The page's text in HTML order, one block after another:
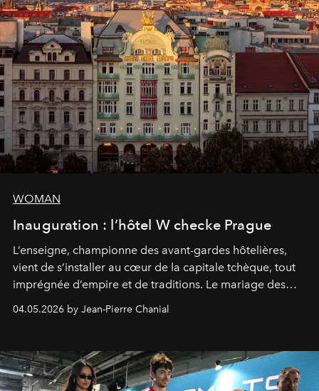
WOMAN
Inauguration : l’hôtel W checke Prague
L’enseigne, championne des avant-gardes hôtelières,
vient de s’installer au cœur de la capitale tchèque, tout
imprégnée d’empire et de traditions. Le mariage des
extrêmes fait merveille.
04.05.2026 by Jean-Pierre Chanial